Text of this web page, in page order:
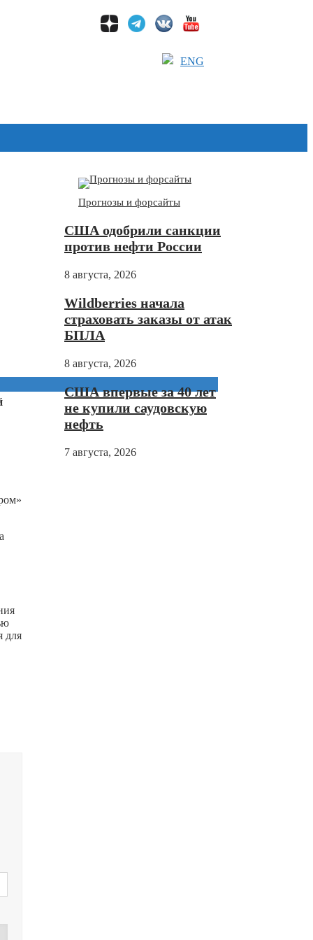
ENG
для
Прогнозы и форсайты
США одобрили санкции
против нефти России
8 августа, 2026
Wildberries начала
страховать заказы от атак
БПЛА
8 августа, 2026
США впервые за 40 лет
не купили саудовскую
нефть
7 августа, 2026